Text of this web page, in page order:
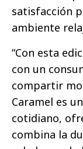
satisfacción
ambiente
“Con esta
con un
compartir
Caramel es
cotidiano,
combina la